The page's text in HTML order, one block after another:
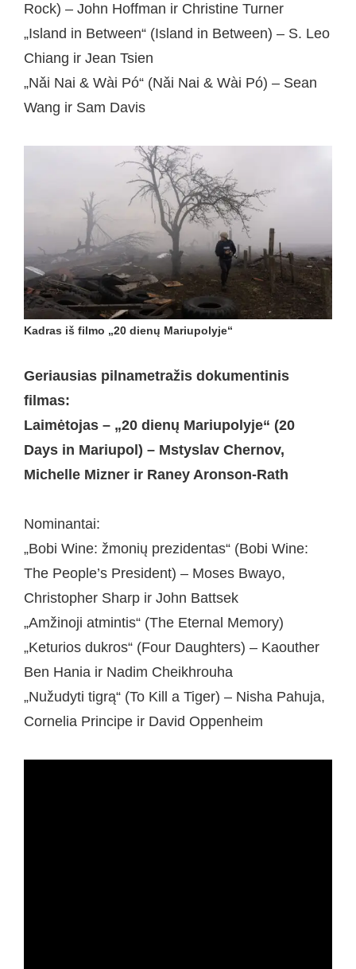
Rock) – John Hoffman ir Christine Turner
„Island in Between“ (Island in Between) – S. Leo
Chiang ir Jean Tsien
„Nǎi Nai & Wài Pó“ (Nǎi Nai & Wài Pó) – Sean
Wang ir Sam Davis
Kadras iš filmo „20 dienų Mariupolyje“
Geriausias pilnametražis dokumentinis
filmas:
Laimėtojas – „20 dienų Mariupolyje“ (20
Days in Mariupol) – Mstyslav Chernov,
Michelle Mizner ir Raney Aronson-Rath
Nominantai:
„Bobi Wine: žmonių prezidentas“ (Bobi Wine:
The People’s President) – Moses Bwayo,
Christopher Sharp ir John Battsek
„Amžinoji atmintis“ (The Eternal Memory)
„Keturios dukros“ (Four Daughters) – Kaouther
Ben Hania ir Nadim Cheikhrouha
„Nužudyti tigrą“ (To Kill a Tiger) – Nisha Pahuja,
Cornelia Principe ir David Oppenheim